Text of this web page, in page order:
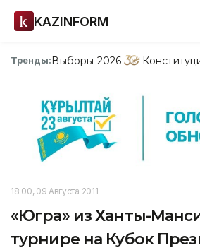
KAZINFORM
Тренды:Выборы-2026
18:00, 09 Августа 2011
«Югра» из Ханты-
турнире на Кубок